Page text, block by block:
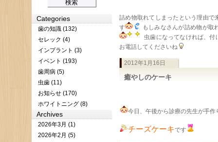
詰め物取れてしまったという理由で
す
もしみなさんが詰め物が取
虫歯になってなければ、
お電話してくださいね
2012年1月16日
癒やしのケーキ
今日、午後から診療の先生が手作
チーズケーキです
Categories
歯の知識 (132)
セレック (4)
インプラント (3)
イベント (193)
歯周病 (5)
虫歯 (11)
お知らせ (170)
ホワイトニング (8)
Archives
2026年3月 (1)
2026年2月 (5)